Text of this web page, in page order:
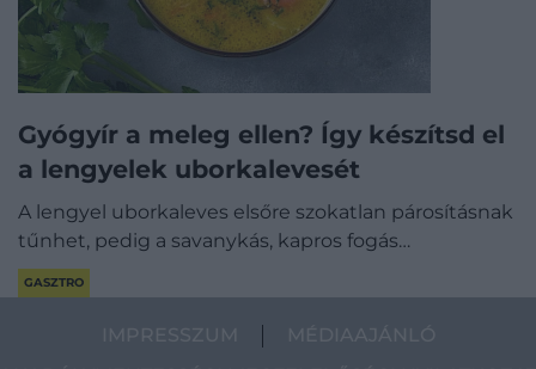
Gyógyír a meleg ellen? Így készítsd el
a lengyelek uborkalevesét
A lengyel uborkaleves elsőre szokatlan párosításnak
tűnhet, pedig a savanykás, kapros fogás…
GASZTRO